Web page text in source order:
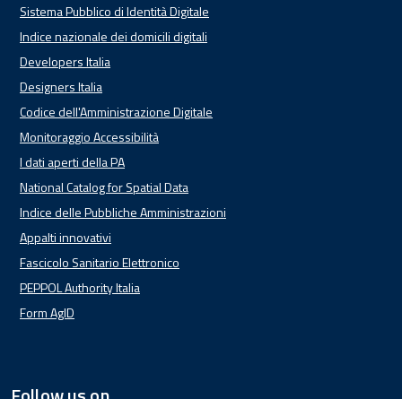
Sistema Pubblico di Identità Digitale
Indice nazionale dei domicili digitali
Developers Italia
Designers Italia
Codice dell'Amministrazione Digitale
Monitoraggio Accessibilità
I dati aperti della PA
National Catalog for Spatial Data
Indice delle Pubbliche Amministrazioni
Appalti innovativi
Fascicolo Sanitario Elettronico
PEPPOL Authority Italia
Form AgID